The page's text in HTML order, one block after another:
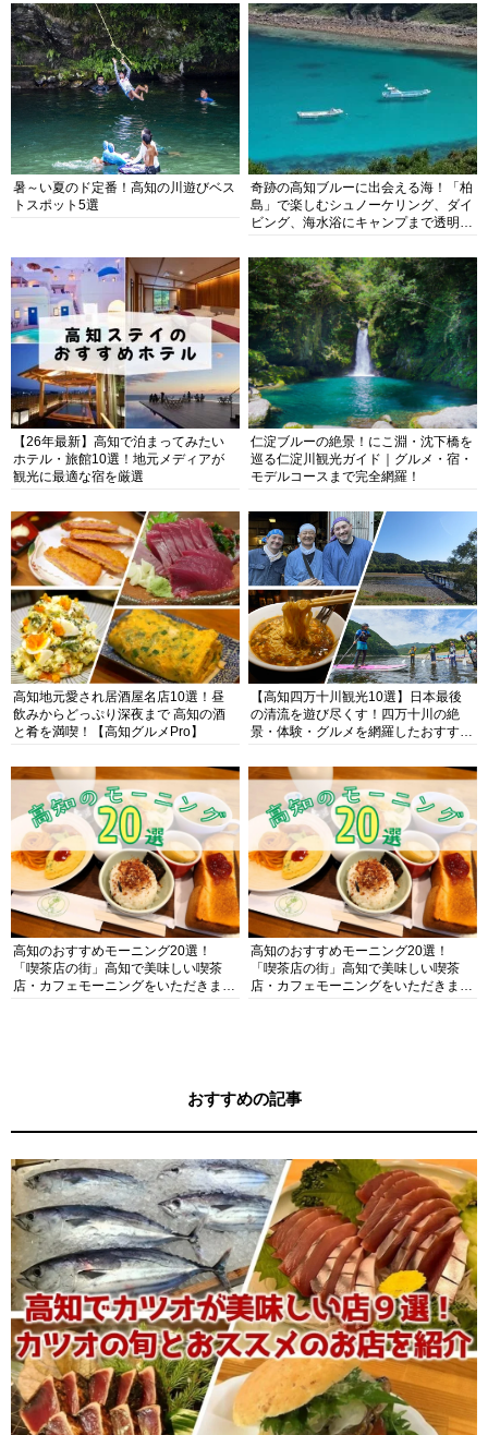
暑～い夏のド定番！高知の川遊びベス
トスポット5選
奇跡の高知ブルーに出会える海！「柏
島」で楽しむシュノーケリング、ダイ
ビング、海水浴にキャンプまで透明度
【26年最新】高知で泊まってみたい
ホテル・旅館10選！地元メディアが
観光に最適な宿を厳選
仁淀ブルーの絶景！にこ淵・沈下橋を
巡る仁淀川観光ガイド｜グルメ・宿・
モデルコースまで完全網羅！
高知地元愛され居酒屋名店10選！昼
飲みからどっぷり深夜まで 高知の酒
と肴を満喫！【高知グルメPro】
【高知四万十川観光10選】日本最後
の清流を遊び尽くす！四万十川の絶
景・体験・グルメを網羅したおすすめ
高知のおすすめモーニング20選！
「喫茶店の街」高知で美味しい喫茶
店・カフェモーニングをいただきま
高知のおすすめモーニング20選！
「喫茶店の街」高知で美味しい喫茶
店・カフェモーニングをいただきま
おすすめの記事